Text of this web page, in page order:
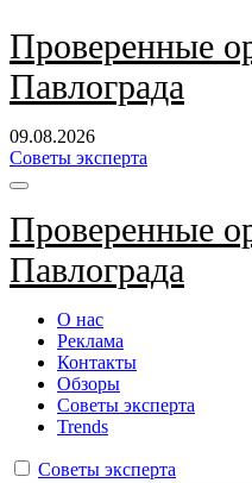
Перейти
к
содержанию
Проверенные
Павлограда
09.08.2026
Советы эксперта
Проверенные
Павлограда
О нас
Реклама
Контакты
Обзоры
Советы эксперта
Trends
Советы эксперта